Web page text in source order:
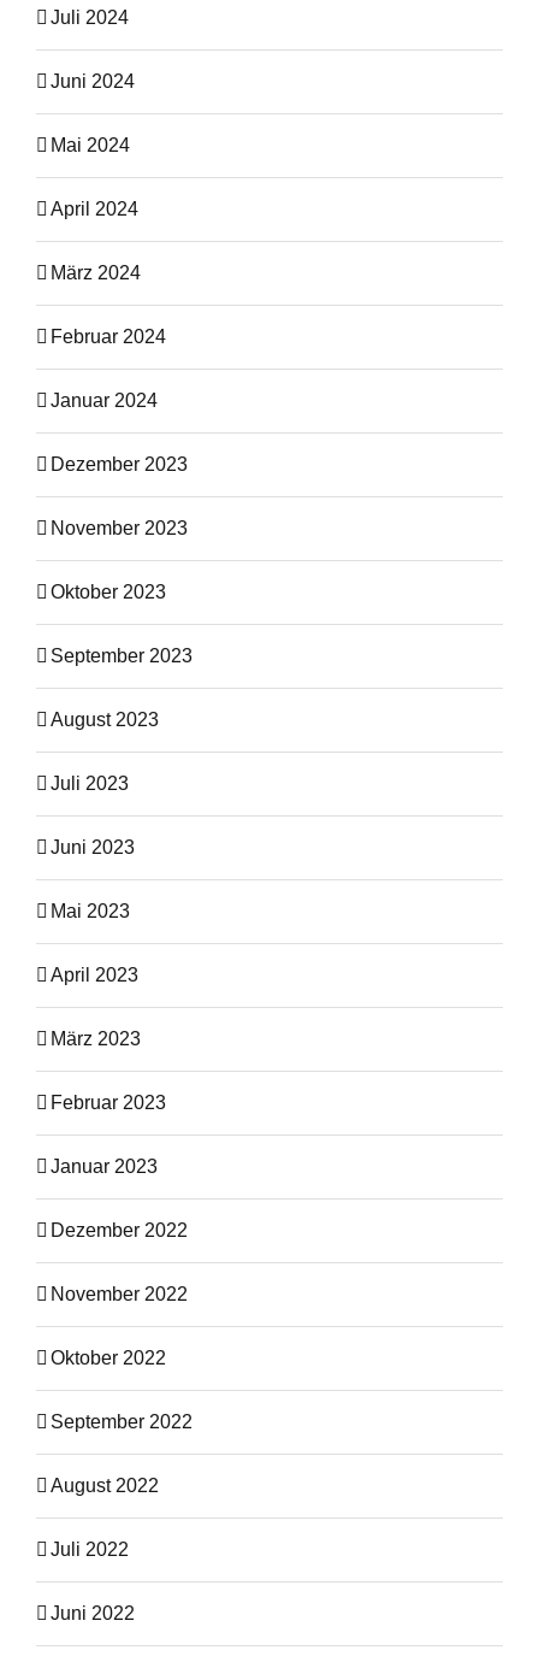
Juli 2024
Juni 2024
Mai 2024
April 2024
März 2024
Februar 2024
Januar 2024
Dezember 2023
November 2023
Oktober 2023
September 2023
August 2023
Juli 2023
Juni 2023
Mai 2023
April 2023
März 2023
Februar 2023
Januar 2023
Dezember 2022
November 2022
Oktober 2022
September 2022
August 2022
Juli 2022
Juni 2022